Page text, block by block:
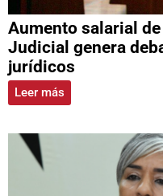
Aumento salarial
Judicial genera
jurídicos
Leer más